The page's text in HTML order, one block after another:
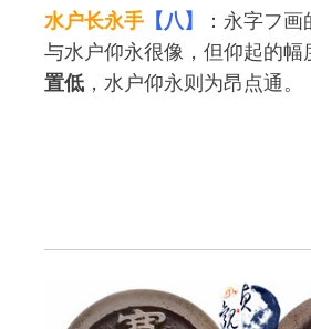
水户长永手 【八】
：永字フ
与水户仰永很像，但仰起的幅
置低 ，水户仰永则为昂点通。